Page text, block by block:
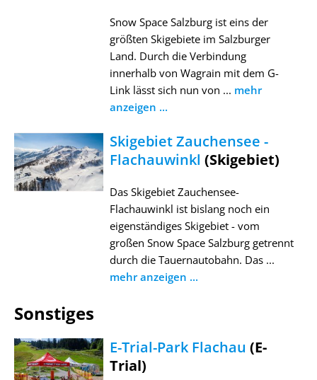
Snow Space Salzburg ist eins der
größten Skigebiete im Salzburger
Land. Durch die Verbindung
innerhalb von Wagrain mit dem G-
Link lässt sich nun von ... mehr
anzeigen ...
Skigebiet Zauchensee -
Flachauwinkl (Skigebiet)
Das Skigebiet Zauchensee-
Flachauwinkl ist bislang noch ein
eigenständiges Skigebiet - vom
großen Snow Space Salzburg getrennt
durch die Tauernautobahn. Das ...
mehr anzeigen ...
Sonstiges
E-Trial-Park Flachau (E-
Trial)